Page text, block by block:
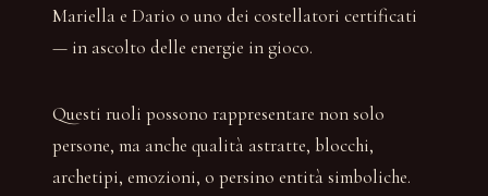
Mariella e Dario o uno dei costellatori certificati
— in ascolto delle energie in gioco.
Questi ruoli possono rappresentare non solo
persone, ma anche qualità astratte, blocchi,
archetipi, emozioni, o persino entità simboliche.